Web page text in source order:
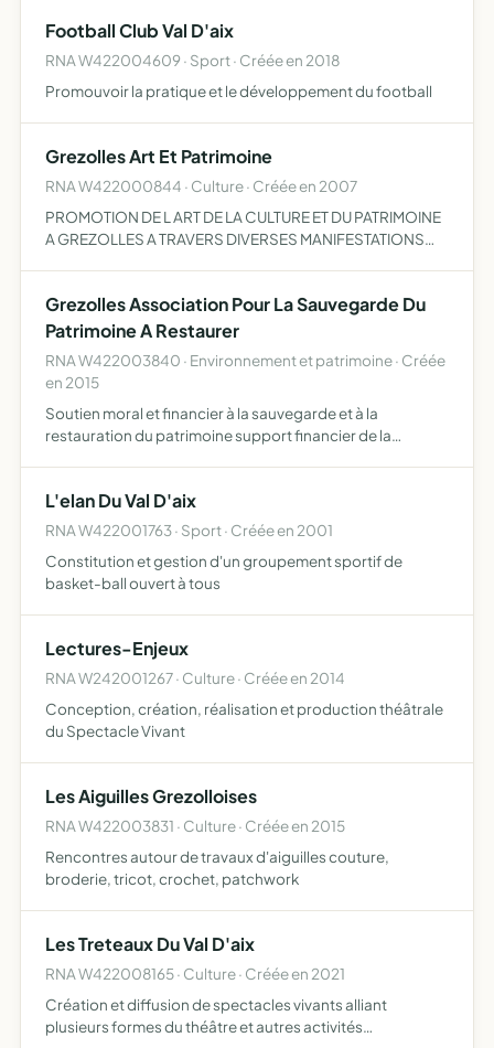
Football Club Val D'aix
RNA W422004609 · Sport · Créée en 2018
Promouvoir la pratique et le développement du football
Grezolles Art Et Patrimoine
RNA W422000844 · Culture · Créée en 2007
PROMOTION DE L ART DE LA CULTURE ET DU PATRIMOINE
A GREZOLLES A TRAVERS DIVERSES MANIFESTATIONS
Grezolles Association Pour La Sauvegarde Du
Patrimoine A Restaurer
RNA W422003840 · Environnement et patrimoine · Créée
en 2015
Soutien moral et financier à la sauvegarde et à la
restauration du patrimoine support financier de la
particulièrement les…
L'elan Du Val D'aix
RNA W422001763 · Sport · Créée en 2001
Constitution et gestion d'un groupement sportif de
basket-ball ouvert à tous
Lectures-Enjeux
RNA W242001267 · Culture · Créée en 2014
Conception, création, réalisation et production théâtrale
du Spectacle Vivant
Les Aiguilles Grezolloises
RNA W422003831 · Culture · Créée en 2015
Rencontres autour de travaux d'aiguilles couture,
broderie, tricot, crochet, patchwork
Les Treteaux Du Val D'aix
RNA W422008165 · Culture · Créée en 2021
Création et diffusion de spectacles vivants alliant
plusieurs formes du théâtre et autres activités